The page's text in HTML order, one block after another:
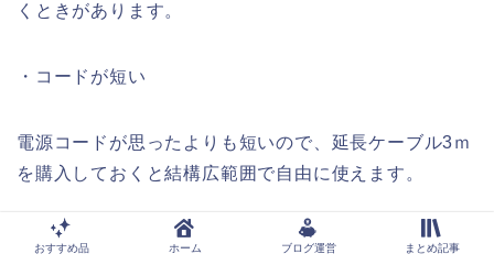
くときがあります。
・コードが短い
電源コードが思ったよりも短いので、延長ケーブル3ｍ
を購入しておくと結構広範囲で自由に使えます。
おすすめ品 ホーム ブログ運営 まとめ記事